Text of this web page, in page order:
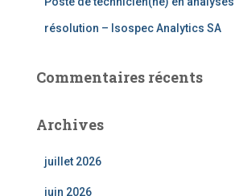
résolution – Isospec Analytics SA
Commentaires récents
Archives
juillet 2026
juin 2026